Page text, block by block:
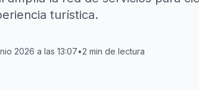
turística.
2026 a las 13:07•2 min de lectura